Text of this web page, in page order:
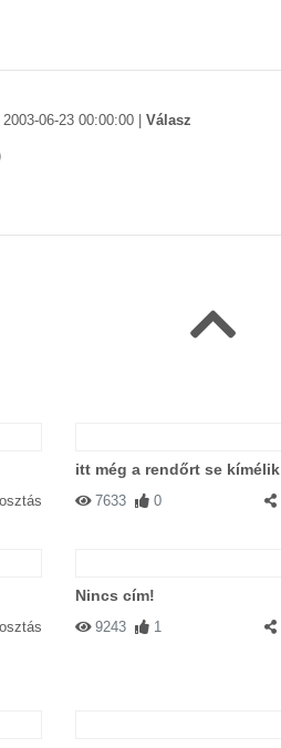
2003-06-23 00:00:00 Válasz
itt még a rendőrt se kímélik
7633 0
Nincs cím!
9243 1